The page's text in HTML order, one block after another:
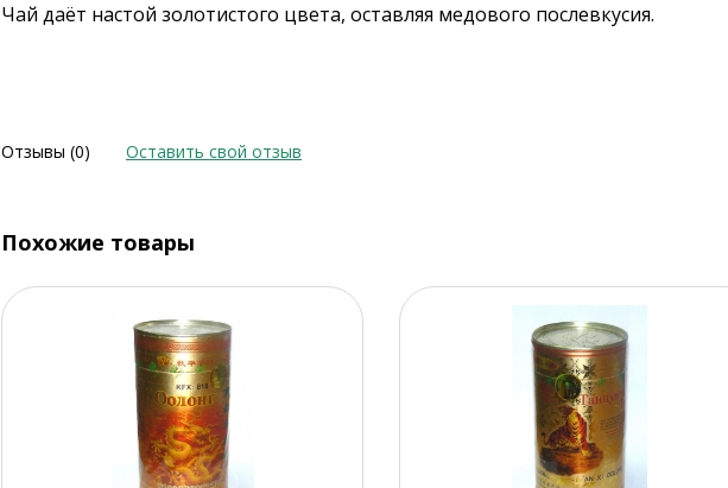
Чай даёт настой золотистого цвета, оставляя медового послевкусия.
Отзывы (0) Оставить свой отзыв
Похожие товары